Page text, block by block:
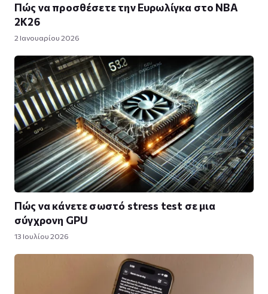
Πώς να προσθέσετε την Ευρωλίγκα στο NBA
2K26
2 Ιανουαρίου 2026
Πώς να κάνετε σωστό stress test σε μια
σύγχρονη GPU
13 Ιουλίου 2026